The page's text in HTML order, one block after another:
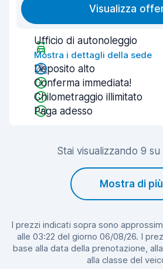
Visualizza
Ufficio di autonoleggio
Mostra i dettagli della sede
Deposito alto
Conferma immediata!
Chilometraggio illimitato
Paga adesso
Stai visualizzando 9
Mostra di più
I prezzi indicati sopra sono
alle 03:22 del giorno 06/08/26. I
base alla data della prenotazione,
alla classe del